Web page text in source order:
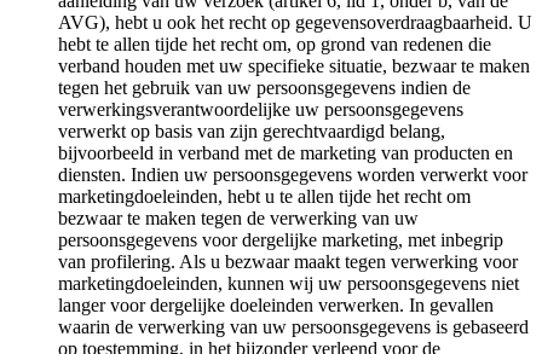
AVG), hebt u ook het recht op gegevensoverdraagbaarheid. U
hebt te allen tijde het recht om, op grond van redenen die
verband houden met uw specifieke situatie, bezwaar te maken
tegen het gebruik van uw persoonsgegevens indien de
verwerkingsverantwoordelijke uw persoonsgegevens
verwerkt op basis van zijn gerechtvaardigd belang,
bijvoorbeeld in verband met de marketing van producten en
diensten. Indien uw persoonsgegevens worden verwerkt voor
marketingdoeleinden, hebt u te allen tijde het recht om
bezwaar te maken tegen de verwerking van uw
persoonsgegevens voor dergelijke marketing, met inbegrip
van profilering. Als u bezwaar maakt tegen verwerking voor
marketingdoeleinden, kunnen wij uw persoonsgegevens niet
langer voor dergelijke doeleinden verwerken. In gevallen
waarin de verwerking van uw persoonsgegevens is gebaseerd
op toestemming, in het bijzonder verleend voor de